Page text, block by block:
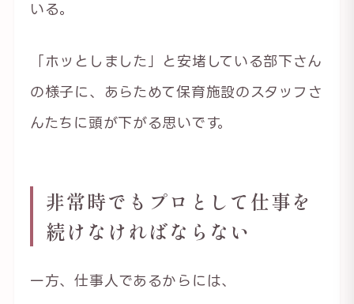
いる。
「ホッとしました」と安堵している部下さん
の様子に、あらためて保育施設のスタッフさ
んたちに頭が下がる思いです。
非常時でもプロとして仕事を
続けなければならない
一方、仕事人であるからには、